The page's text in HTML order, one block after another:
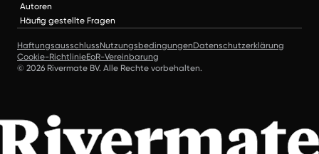
Autoren
Häufig gestellte Fragen
HaftungsausschlussNutzungsbedingungenDatenschutzerklärung
Cookie-RichtlinieEoR-Vereinbarung
© 2026 Rivermate BV. Alle Rechte vorbehalten.